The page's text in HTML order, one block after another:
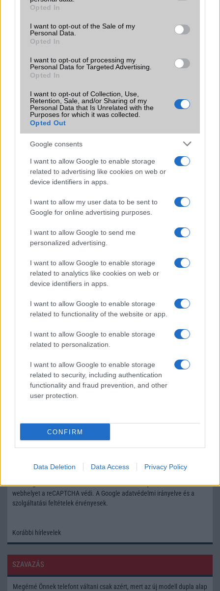
grant or deny consent to Google and its third-party tags to
use your data for below specified purposes in below Google
consent section.
Opted In
I want to opt-out of the Sale of my
Personal Data.
Opted In
I want to opt-out of processing my
Personal Data for Targeted Advertising.
Opted In
I want to opt-out of Collection, Use,
Retention, Sale, and/or Sharing of my
Personal Data that Is Unrelated with the
Purposes for which it was collected.
Opted Out
Google consents
I want to allow Google to enable storage
related to advertising like cookies on web or
device identifiers in apps.
I want to allow my user data to be sent to
Google for online advertising purposes.
I want to allow Google to send me
personalized advertising.
I want to allow Google to enable storage
related to analytics like cookies on web or
device identifiers in apps.
I want to allow Google to enable storage
related to functionality of the website or app.
I want to allow Google to enable storage
related to personalization.
I want to allow Google to enable storage
related to security, including authentication
functionality and fraud prevention, and other
user protection.
CONFIRM
Data Deletion Data Access Privacy Policy
Motorola
Samsung
Xiaomi
ZTE
Mennyibe kerül
Keressen a telefonboltok ajánlatai között!
TELEFONOK GYORSLISTA
Márka :
Feliratkozás a Telefonguru ingyenes hírlevelére
Elfogadom azAdatvédelmi és Adatkezelési TájékoztatótEzt a
webhelyet a reCAPTCHA védi. A Google adatvédelmi irányelve és a
szolgáltatási feltételek érvényesek.
Korábbi hírlevelek
SZAVAZÁS
Megérné Önnek telefont váltani csak azért, mert az új modell dupla alap